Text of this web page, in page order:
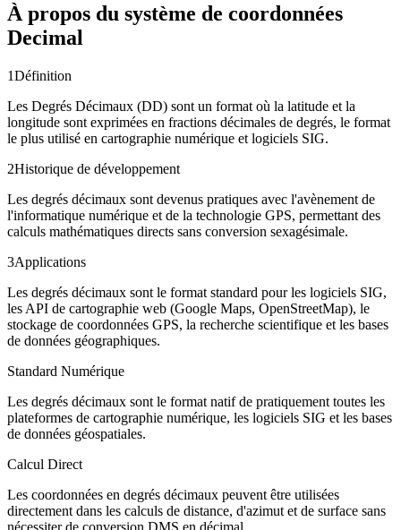
À propos du système de coordonnées
Decimal
1Définition
Les Degrés Décimaux (DD) sont un format où la latitude et la
longitude sont exprimées en fractions décimales de degrés, le format
le plus utilisé en cartographie numérique et logiciels SIG.
2Historique de développement
Les degrés décimaux sont devenus pratiques avec l'avènement de
l'informatique numérique et de la technologie GPS, permettant des
calculs mathématiques directs sans conversion sexagésimale.
3Applications
Les degrés décimaux sont le format standard pour les logiciels SIG,
les API de cartographie web (Google Maps, OpenStreetMap), le
stockage de coordonnées GPS, la recherche scientifique et les bases
de données géographiques.
Standard Numérique
Les degrés décimaux sont le format natif de pratiquement toutes les
plateformes de cartographie numérique, les logiciels SIG et les bases
de données géospatiales.
Calcul Direct
Les coordonnées en degrés décimaux peuvent être utilisées
directement dans les calculs de distance, d'azimut et de surface sans
nécessiter de conversion DMS en décimal.